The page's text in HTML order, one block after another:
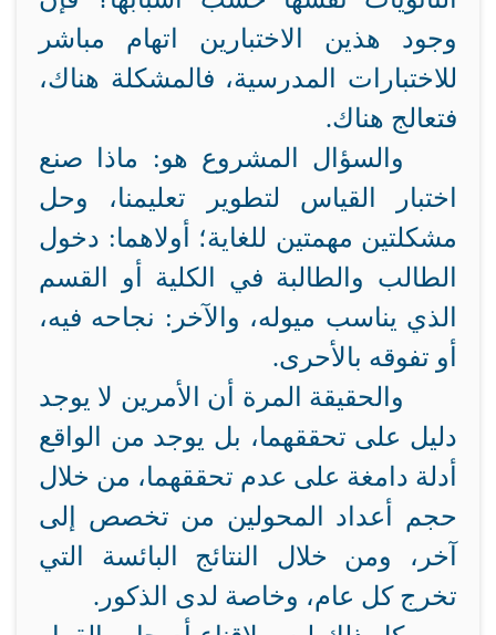
وجود هذين الاختبارين اتهام مباشر
للاختبارات المدرسية، فالمشكلة هناك،
فتعالج هناك.
والسؤال المشروع هو: ماذا صنع
اختبار القياس لتطوير تعليمنا، وحل
مشكلتين مهمتين للغاية؛ أولاهما: دخول
الطالب والطالبة في الكلية أو القسم
الذي يناسب ميوله، والآخر: نجاحه فيه،
أو تفوقه بالأحرى.
والحقيقة المرة أن الأمرين لا يوجد
دليل على تحققهما، بل يوجد من الواقع
أدلة دامغة على عدم تحققهما، من خلال
حجم أعداد المحولين من تخصص إلى
آخر، ومن خلال النتائج البائسة التي
تخرج كل عام، وخاصة لدى الذكور.